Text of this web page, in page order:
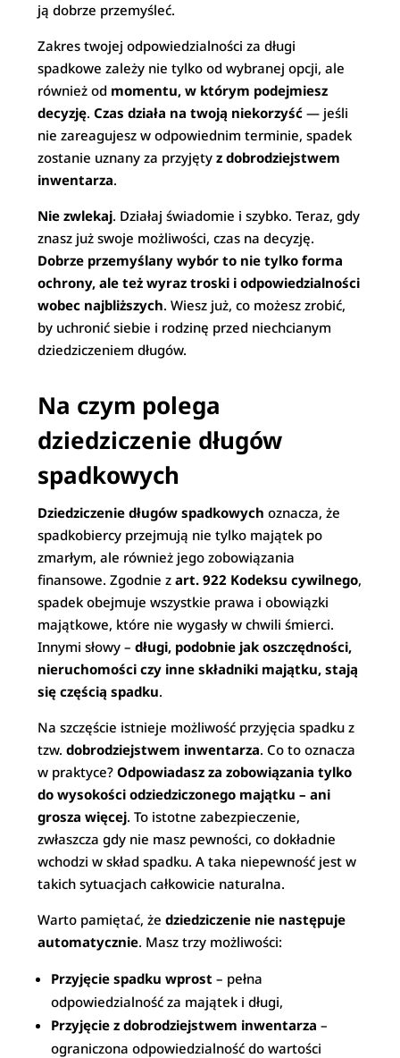
ją dobrze przemyśleć.
Zakres twojej odpowiedzialności za długi
spadkowe zależy nie tylko od wybranej opcji, ale
również od momentu, w którym podejmiesz
decyzję.Czas działa na twoją niekorzyść — jeśli
nie zareagujesz w odpowiednim terminie, spadek
zostanie uznany za przyjętyz dobrodziejstwem
inwentarza.
Nie zwlekaj. Działaj świadomie i szybko. Teraz, gdy
znasz już swoje możliwości, czas na decyzję.
Dobrze przemyślany wybór to nie tylko forma
ochrony, ale też wyraz troski i odpowiedzialności
wobec najbliższych. Wiesz już, co możesz zrobić,
by uchronić siebie i rodzinę przed niechcianym
dziedziczeniem długów.
Na czym polega
dziedziczenie długów
spadkowych
Dziedziczenie długów spadkowych oznacza, że
spadkobiercy przejmują nie tylko majątek po
zmarłym, ale również jego zobowiązania
finansowe. Zgodnie zart. 922 Kodeksu cywilnego,
spadek obejmuje wszystkie prawa i obowiązki
majątkowe, które nie wygasły w chwili śmierci.
Innymi słowy –długi, podobnie jak oszczędności,
nieruchomości czy inne składniki majątku, stają
się częścią spadku.
Na szczęście istnieje możliwość przyjęcia spadku z
tzw.dobrodziejstwem inwentarza. Co to oznacza
w praktyce?Odpowiadasz za zobowiązania tylko
do wysokości odziedziczonego majątku – ani
grosza więcej. To istotne zabezpieczenie,
zwłaszcza gdy nie masz pewności, co dokładnie
wchodzi w skład spadku. A taka niepewność jest w
takich sytuacjach całkowicie naturalna.
Warto pamiętać, żedziedziczenie nie następuje
automatycznie. Masz trzy możliwości:
Przyjęcie spadku wprost – pełna
odpowiedzialność za majątek i długi,
Przyjęcie z dobrodziejstwem inwentarza –
ograniczona odpowiedzialność do wartości